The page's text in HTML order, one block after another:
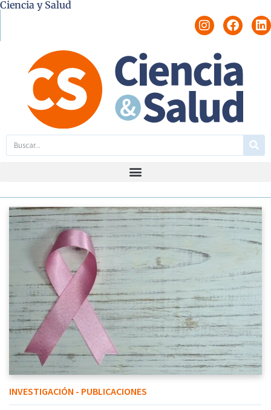
Ciencia y Salud
INVESTIGACIÓN - PUBLICACIONES